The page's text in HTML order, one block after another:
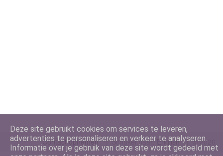
Contact opnemen Schakel naar: ©2026
Deze site gebruikt cookies om services te leveren,
advertenties te personaliseren en verkeer te analyseren.
Informatie over je gebruik van deze site wordt gedeeld met